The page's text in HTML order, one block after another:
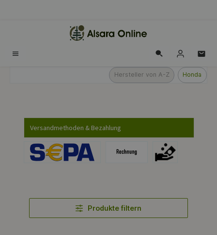
Hersteller von A-Z Honda
Versandmethoden & Bezahlung
Produkte filtern